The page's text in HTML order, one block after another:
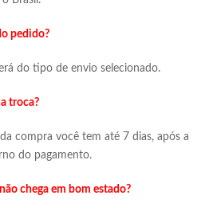
pedido?
do tipo de envio selecionado.
troca?
compra você tem até 7 dias, após a
do pagamento.
chega em bom estado?